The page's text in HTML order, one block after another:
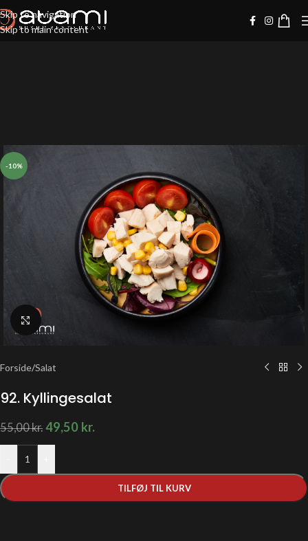
Skip to navigation
Skip to main content
-10%
Klik for at forstørre
Forside/Salat
92. Kyllingesalat
55,00kr. 49,50 kr.
TILFØJ TIL KURV